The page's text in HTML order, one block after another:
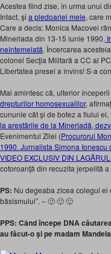
Acestea fiind zise, în urma unui
Intact, şi a pledoariei mele, care
Care a decis: Monica Macovei
Mineriada din 13-15 iunie 1990.
neîntemeiată. Încercarea
colonel Secţia Militară a CC al
Libertatea presei a învins! S-a
Mai amintesc că, ulterior
drepturilor homosexualilor,
cununie cât şi de botez a fiului
la arestările de la Mineriadă,
Evenimentul Zilei (Procurorul
1990. Jurnalista Simona Ionescu
VIDEO EXCLUSIV DIN
cotoroanţă din recuzita jerpelită
PS: Nu degeaba zicea colegul ei
băsismului”. – 🙂 🙂 🙂
PPS: Când începe DNA căutarea
au făcut-o şi pe madam